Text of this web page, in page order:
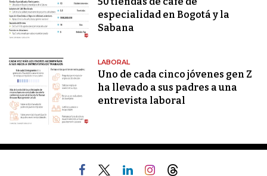
especialidad en Bogotá y la
Sabana
LABORAL
Uno de cada cinco jóvenes gen Z
ha llevado a sus padres a una
entrevista laboral